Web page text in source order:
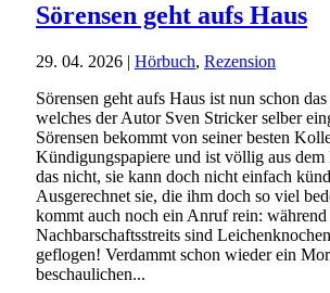
Sörensen geht aufs Haus
29. 04. 2026 | Hörbuch, Rezension
Sörensen geht aufs Haus ist nun schon
welches der Autor Sven Stricker selber
Sörensen bekommt von seiner besten
Kündigungspapiere und ist völlig aus dem
das nicht, sie kann doch nicht einfach
Ausgerechnet sie, die ihm doch so viel
kommt auch noch ein Anruf rein: während
Nachbarschaftsstreits sind
geflogen! Verdammt schon wieder ein
beschaulichen...